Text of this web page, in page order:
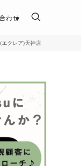
わせ
エクレア)天神店